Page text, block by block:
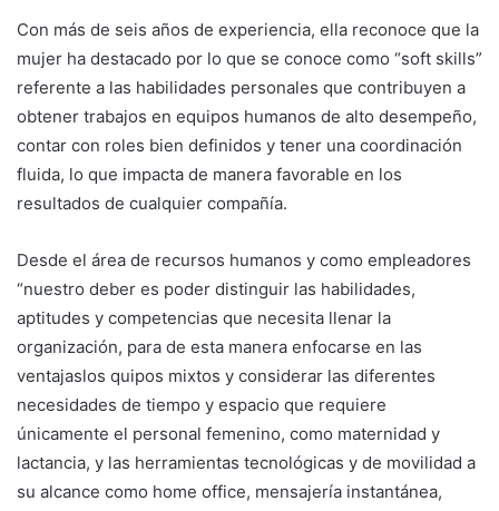
Con más de seis años de experiencia, ella reconoce que la
mujer ha destacado por lo que se conoce como “soft skills”
referente a las habilidades personales que contribuyen a
obtener trabajos en equipos humanos de alto desempeño,
contar con roles bien definidos y tener una coordinación
fluida, lo que impacta de manera favorable en los
resultados de cualquier compañía.
Desde el área de recursos humanos y como empleadores
“nuestro deber es poder distinguir las habilidades,
aptitudes y competencias que necesita llenar la
organización, para de esta manera enfocarse en las
ventajaslos quipos mixtos y considerar las diferentes
necesidades de tiempo y espacio que requiere
únicamente el personal femenino, como maternidad y
lactancia, y las herramientas tecnológicas y de movilidad a
su alcance como home office, mensajería instantánea,